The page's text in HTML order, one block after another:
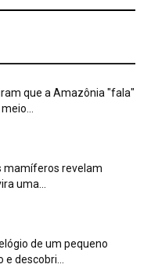
peso dos dedos sobre